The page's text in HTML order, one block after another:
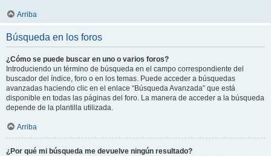
Arriba
Búsqueda en los foros
¿Cómo se puede buscar en uno o varios foros?
Introduciendo un término de búsqueda en el campo correspondiente del
buscador del índice, foro o en los temas. Puede acceder a búsquedas
avanzadas haciendo clic en el enlace “Búsqueda Avanzada” que está
disponible en todas las páginas del foro. La manera de acceder a la búsqueda
depende de la plantilla utilizada.
Arriba
¿Por qué mi búsqueda me devuelve ningún resultado?